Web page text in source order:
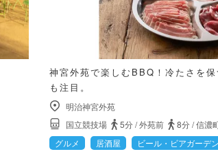
神宮外苑で楽しむBBQ！冷たさを
も注目。
明治神宮外苑
国立競技場
5分/外苑前 8分/信濃
グルメ
居酒屋 ビール・ビアガーデン